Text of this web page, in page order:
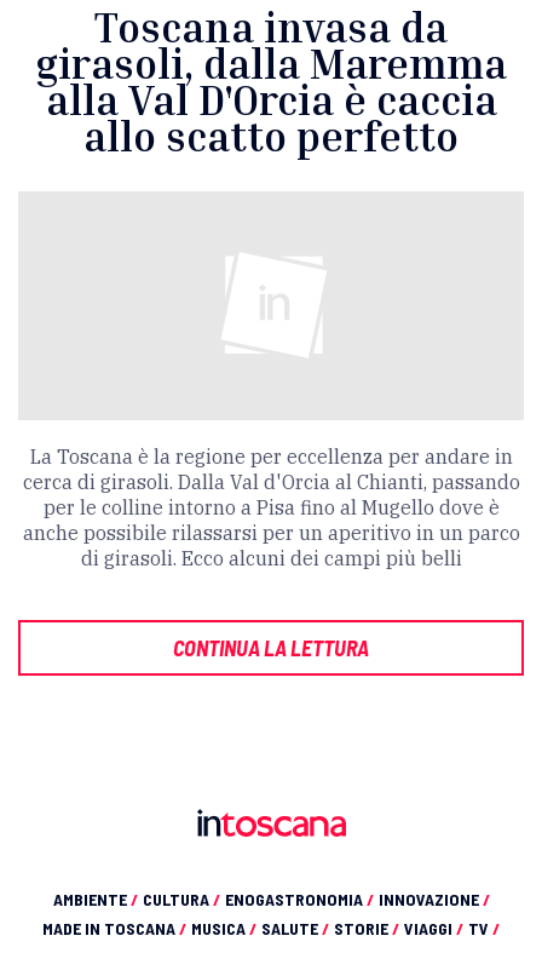
Toscana invasa da
girasoli, dalla Maremma
alla Val D'Orcia è caccia
allo scatto perfetto
La Toscana è la regione per eccellenza per andare in
cerca di girasoli. Dalla Val d'Orcia al Chianti, passando
per le colline intorno a Pisa fino al Mugello dove è
anche possibile rilassarsi per un aperitivo in un parco
di girasoli. Ecco alcuni dei campi più belli
CONTINUA LA LETTURA
AMBIENTE/ CULTURA/ ENOGASTRONOMIA/ INNOVAZIONE/
MADE IN TOSCANA/ MUSICA/ SALUTE/ STORIE/ VIAGGI / TV /